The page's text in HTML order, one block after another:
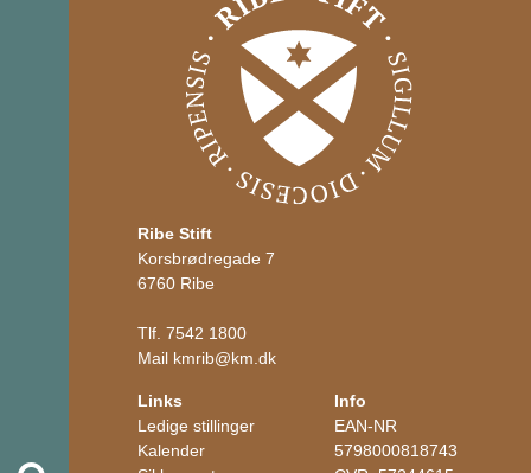
Ribe Stift
Korsbrødregade 7
6760 Ribe
Tlf.7542 1800
Mail kmrib@km.dk
Links
Ledige stillinger
Kalender
Info
EAN-NR
5798000818743